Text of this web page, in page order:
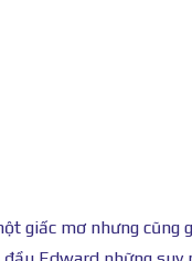
giấc mơ nhưng cũng